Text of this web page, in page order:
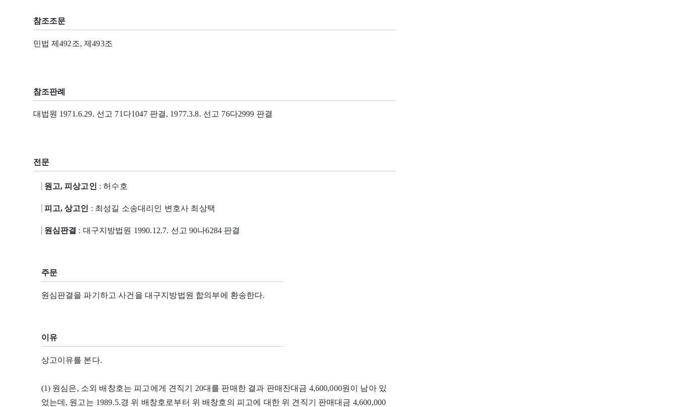
참조조문
민법 제492조, 제493조
참조판례
대법원 1971.6.29. 선고 71다1047 판결, 1977.3.8. 선고 76다2999 판결
전문
원고, 피상고인 : 허수호
피고, 상고인 : 최성길 소송대리인 변호사 최상택
원심판결 : 대구지방법원 1990.12.7. 선고 90나6284 판결
주문
원심판결을 파기하고 사건을 대구지방법원 합의부에 환송한다.
이유
상고이유를 본다.
(1) 원심은, 소외 배창호는 피고에게 견직기 20대를 판매한 결과 판매잔대금 4,600,000원이 남아 있
었는데, 원고는 1989.5.경 위 배창호로부터 위 배창호의 피고에 대한 위 견직기 판매대금 4,600,000